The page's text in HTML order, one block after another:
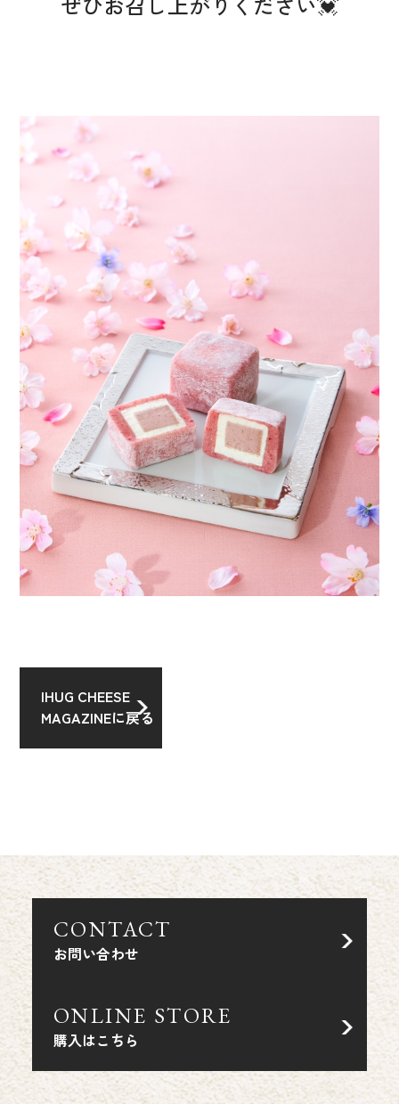
IHUG CHEESE
MAGAZINEに戻る
CONTACT
お問い合わせ
ONLINE STORE
購入はこちら